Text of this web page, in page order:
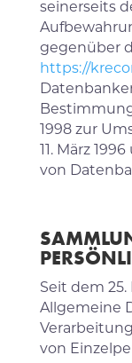
seinerseits
gegenüber
https://
1998 zur
11. März
von
Seit dem 25.
Allgemeine
von